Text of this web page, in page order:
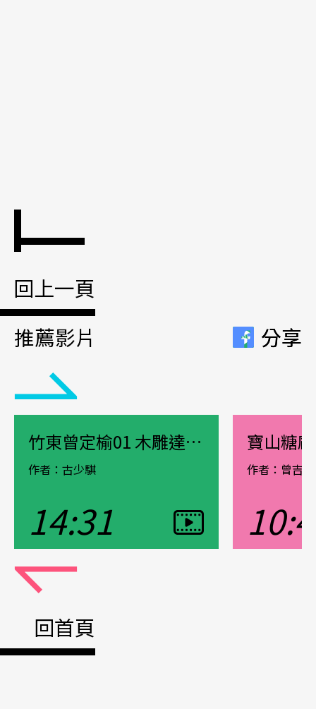
回上一頁
推薦影片
分享
分享
Pause
觀看影片
竹東曾定榆01 木雕達人的創作歷程
作者：古少騏
14:31 觀看影片
寶山糖
作者：曾吉賢
回首頁